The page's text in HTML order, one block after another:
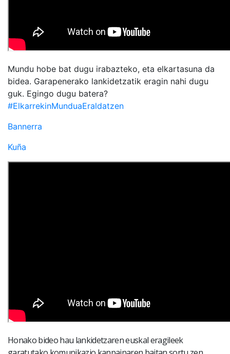
Mundu hobe bat dugu irabazteko, eta elkartasuna da
bidea. Garapenerako lankidetzatik eragin nahi dugu
guk. Egingo dugu batera?
#ElkarrekinMunduaEraldatzen
Bannerra
Kuña
Honako bideo hau lankidetzaren euskal eragileek